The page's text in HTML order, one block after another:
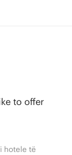
to offer
hotele të